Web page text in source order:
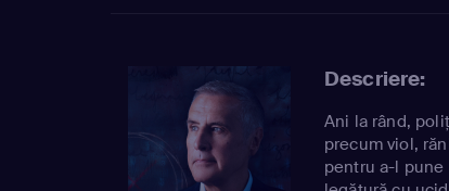
Descriere:
Ani la rând,
precum viol,
pentru a-l pune